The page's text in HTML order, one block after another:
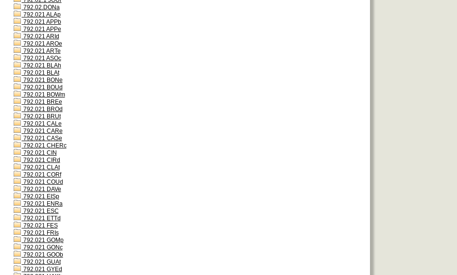
792.02.DONa
792.021 ALAp
792.021 APPb
792.021 APPe
792.021 ARId
792.021 AROe
792.021 ARTe
792.021 ASOc
792.021 BLAh
792.021 BLAt
792.021 BONe
792.021 BOUd
792.021 BOWm
792.021 BREe
792.021 BROd
792.021 BRUt
792.021 CALe
792.021 CARe
792.021 CASe
792.021 CHERc
792.021 CIN
792.021 CIRd
792.021 CLAt
792.021 CORf
792.021 COUd
792.021 DAVe
792.021 EISp
792.021 ENRa
792.021 ESC
792.021 ETTd
792.021 FES
792.021 FRIs
792.021 GOMp
792.021 GONc
792.021 GOOb
792.021 GUAt
792.021 GYEd